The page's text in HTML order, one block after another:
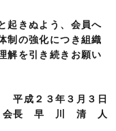
起きぬよう、会員へ
制の強化につき組織
解を引き続きお願い
平成２３年３月３日
会長 早 川 清 人